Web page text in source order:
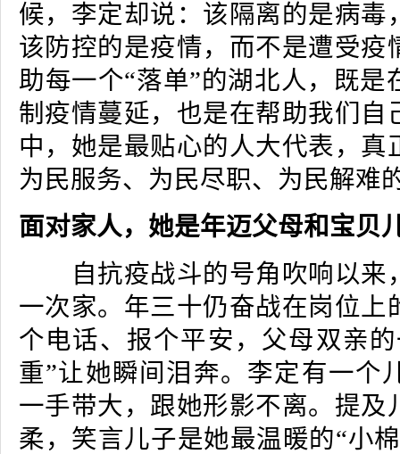
候，李定却说：该隔离的是病毒
该防控的是疫情，而不是遭受疫
助每一个“落单”的湖北人，既是
制疫情蔓延，也是在帮助我们自
中，她是最贴心的人大代表，真
为民服务、为民尽职、为民解难
面对家人，她是年迈父母和宝贝
自抗疫战斗的号角吹响以来
一次家。年三十仍奋战在岗位上
个电话、报个平安，父母双亲
重”让她瞬间泪奔。李定有一个
一手带大，跟她形影不离。提及
柔，笑言儿子是她最温暖的“小